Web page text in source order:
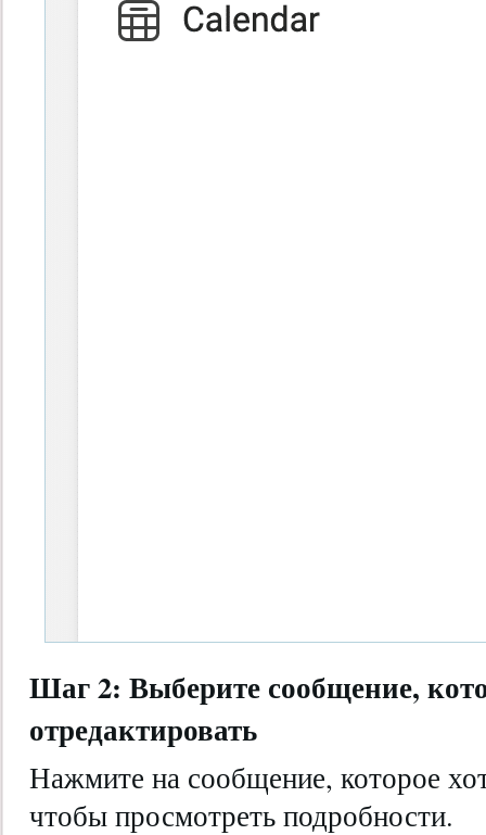
Шаг 2: Выберите сообщение,
отредактировать
Нажмите на сообщение, которое
чтобы просмотреть подробности.